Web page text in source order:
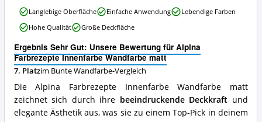
Ergebnis Sehr Gut: Unsere Bewertung für Alpina
Farbrezepte Innenfarbe Wandfarbe matt
7. Platzim Bunte Wandfarbe-Vergleich
Die Alpina Farbrezepte Innenfarbe Wandfarbe matt
zeichnet sich durch ihre beeindruckende Deckkraft und
elegante Ästhetik aus, was sie zu einem Top-Pick in deinem
Alpina
Farbrezepte
Innenfarbe
matt
Vorteile:
Was
spricht
für
diese
Bunte
Langlebige Oberfläche Einfache Anwendung
Lebendige Farben
Hohe Qualität
Große Deckfläche